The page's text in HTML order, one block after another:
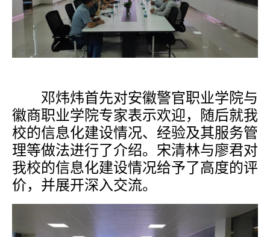
邓炜炜首先对安徽警官职业学院与
徽商职业学院专家表示欢迎 ，
随后就我
校的信息化建设情况、经验及其服务管
理等做法进行了介绍。 宋清林与廖君对
我校的信息化建设情况给予了高度的评
价，并展开深入交流。